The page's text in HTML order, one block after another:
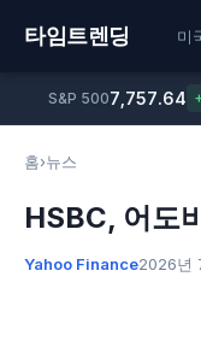
타임트렌딩 미
S&P 5007,757.64
홈›뉴스
HSBC, 어도
Yahoo Finance2026년